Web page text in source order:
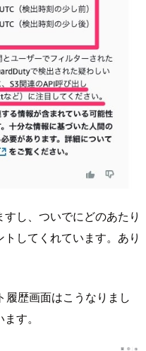
し、ついでにどのあたり
してくれています。あり
歴画面はこうなりまし
す。